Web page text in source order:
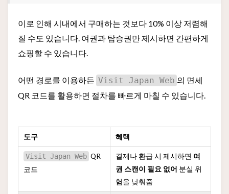
이로 인해 시내에서 구매하는 것보다 10% 이상 저렴해
질 수도 있습니다. 여권과 탑승권만 제시하면 간편하게
쇼핑할 수 있습니다.
어떤 경로를 이용하든 Visit Japan Web 의 면세
QR 코드를 활용하면 절차를 빠르게 마칠 수 있습니다.
도구 혜택
Visit Japan Web QR
코드
결제나 환급 시 제시하면 여
권 스캔이 필요 없어 분실 위
험을 낮춰줌